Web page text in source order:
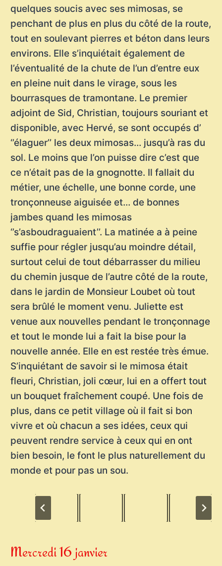
quelques soucis avec ses mimosas, se
penchant de plus en plus du côté de la route,
tout en soulevant pierres et béton dans leurs
environs. Elle s’inquiétait également de
l’éventualité de la chute de l’un d’entre eux
en pleine nuit dans le virage, sous les
bourrasques de tramontane. Le premier
adjoint de Sid, Christian, toujours souriant et
disponible, avec Hervé, se sont occupés d’
‘’élaguer’’ les deux mimosas… jusqu’à ras du
sol. Le moins que l’on puisse dire c’est que
ce n’était pas de la gnognotte. Il fallait du
métier, une échelle, une bonne corde, une
tronçonneuse aiguisée et… de bonnes
jambes quand les mimosas
‘’s’asboudraguaient’’. La matinée a à peine
suffie pour régler jusqu’au moindre détail,
surtout celui de tout débarrasser du milieu
du chemin jusque de l’autre côté de la route,
dans le jardin de Monsieur Loubet où tout
sera brûlé le moment venu. Juliette est
venue aux nouvelles pendant le tronçonnage
et tout le monde lui a fait la bise pour la
nouvelle année. Elle en est restée très émue.
S’inquiétant de savoir si le mimosa était
fleuri, Christian, joli cœur, lui en a offert tout
un bouquet fraîchement coupé. Une fois de
plus, dans ce petit village où il fait si bon
vivre et où chacun a ses idées, ceux qui
peuvent rendre service à ceux qui en ont
bien besoin, le font le plus naturellement du
monde et pour pas un sou.
Mercredi 16 janvier